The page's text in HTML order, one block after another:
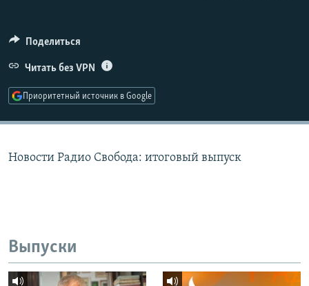
ПОДПИШИТЕСЬ НА РАССЫЛКУ
СОЦИАЛЬНЫЕ СЕТИ
Поделиться
Читать без VPN
Приоритетный источник в Google
Новости Радио Свобода: итоговый выпуск
Выпуски